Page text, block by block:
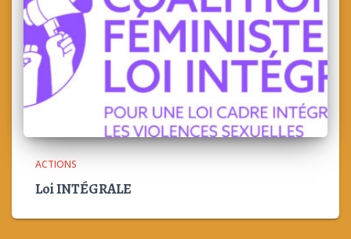
ACTIONS
Loi INTÉGRALE